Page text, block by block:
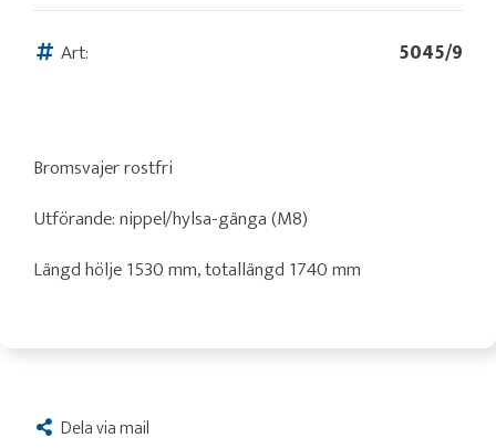
Art: 5045/9
Bromsvajer rostfri
Utförande: nippel/hylsa-gänga (M8)
Längd hölje 1530 mm, totallängd 1740 mm
Dela via mail